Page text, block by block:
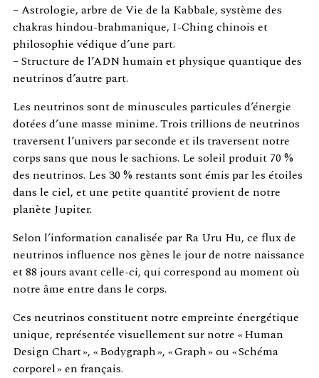
– Astrologie, arbre de Vie de la Kabbale, système des
chakras hindou-brahmanique, I-Ching chinois et
philosophie védique d’une part.
– Structure de l’ADN humain et physique quantique des
neutrinos d’autre part.
Les neutrinos sont de minuscules particules d’énergie
dotées d’une masse minime. Trois trillions de neutrinos
traversent l’univers par seconde et ils traversent notre
corps sans que nous le sachions. Le soleil produit 70 %
des neutrinos. Les 30 % restants sont émis par les étoiles
dans le ciel, et une petite quantité provient de notre
planète Jupiter.
Selon l’information canalisée par Ra Uru Hu, ce flux de
neutrinos influence nos gènes le jour de notre naissance
et 88 jours avant celle-ci, qui correspond au moment où
notre âme entre dans le corps.
Ces neutrinos constituent notre empreinte énergétique
unique, représentée visuellement sur notre « Human
Design Chart », « Bodygraph », « Graph » ou « Schéma
corporel » en français.